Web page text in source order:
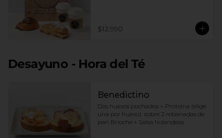
$12.990
Desayuno - Hora del Té
Benedictino
Dos huevos pochados + Proteina (elige
una por huevo)  sobre 2 rebanadas de
pan Brioche + Salsa holandesa